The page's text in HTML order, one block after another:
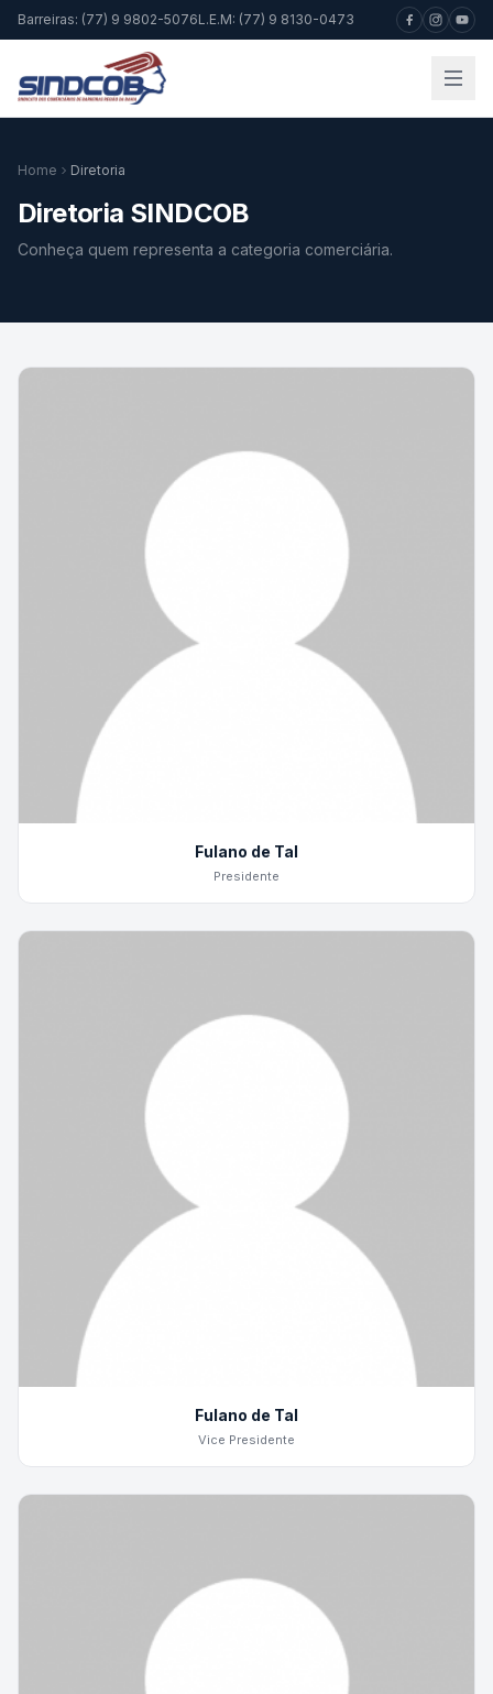
Barreiras: (77) 9 9802-5076L.E.M: (77) 9 8130-0473
Home Diretoria
Diretoria SINDCOB
Conheça quem representa a categoria comerciária.
Fulano de Tal
Presidente
Fulano de Tal
Vice Presidente